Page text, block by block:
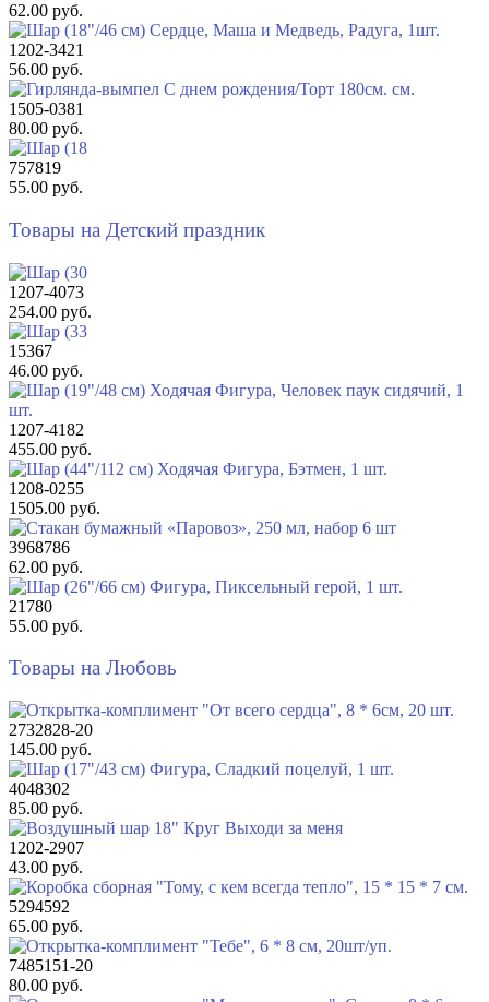
62.00 руб.
1202-3421
56.00 руб.
1505-0381
80.00 руб.
757819
55.00 руб.
Товары на Детский праздник
1207-4073
254.00 руб.
15367
46.00 руб.
1207-4182
455.00 руб.
1208-0255
1505.00 руб.
3968786
62.00 руб.
21780
55.00 руб.
Товары на Любовь
2732828-20
145.00 руб.
4048302
85.00 руб.
1202-2907
43.00 руб.
5294592
65.00 руб.
7485151-20
80.00 руб.